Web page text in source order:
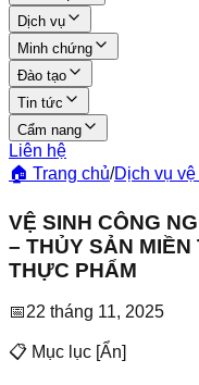
Dịch vụ
Minh chứng
Đào tạo
Tin tức
Cẩm nang
Liên hệ
🏠 Trang chủ/Dịch vụ
VỆ SINH CÔNG
– THỦY SẢN
THỰC PHẨM
📅22 tháng 11, 2025
📋 Mục lục [Ẩn]